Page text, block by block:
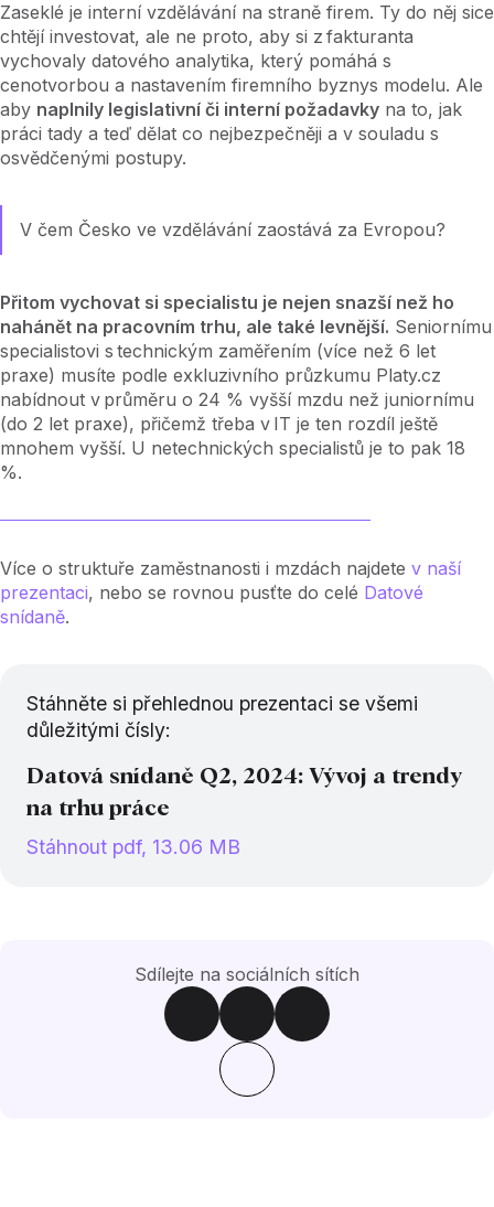
Zaseklé je interní vzdělávání na straně firem. Ty do něj sice
chtějí investovat, ale ne proto, aby si z fakturanta
vychovaly datového analytika, který pomáhá s
cenotvorbou a nastavením firemního byznys modelu. Ale
aby naplnily legislativní či interní požadavky na to, jak
práci tady a teď dělat co nejbezpečněji a v souladu s
osvědčenými postupy.
V čem Česko ve vzdělávání zaostává za Evropou?
Přitom vychovat si specialistu je nejen snazší než ho
nahánět na pracovním trhu, ale také levnější. Seniornímu
specialistovi s technickým zaměřením (více než 6 let
praxe) musíte podle exkluzivního průzkumu Platy.cz
nabídnout v průměru o 24 % vyšší mzdu než juniornímu
(do 2 let praxe), přičemž třeba v IT je ten rozdíl ještě
mnohem vyšší. U netechnických specialistů je to pak 18
%.
Více o struktuře zaměstnanosti i mzdách najdete v naší
prezentaci, nebo se rovnou pusťte do celé Datové
snídaně.
Stáhněte si přehlednou prezentaci se všemi
důležitými čísly:
Datová snídaně Q2, 2024: Vývoj a trendy
na trhu práce
Stáhnout pdf, 13.06 MB
Sdílejte na sociálních sítích